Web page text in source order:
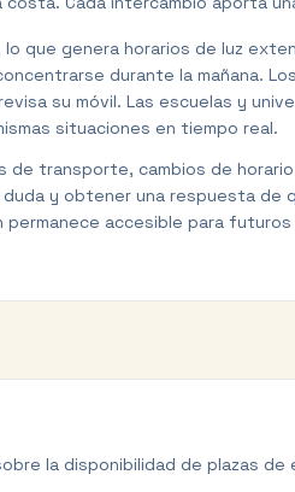
que genera horarios de luz
durante la mañana.
su móvil. Las escuelas y
situaciones en tiempo real.
transporte, cambios de
y obtener una respuesta de
accesible para
la disponibilidad de plazas